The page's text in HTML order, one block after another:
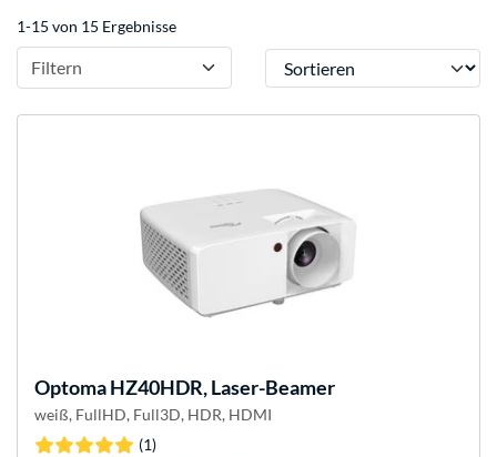
1-15 von 15 Ergebnisse
Filtern Sortieren
OptomaHZ40HDR, Laser-Beamer
weiß, FullHD, Full3D, HDR, HDMI
(1)